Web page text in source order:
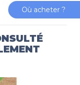
Où acheter ?